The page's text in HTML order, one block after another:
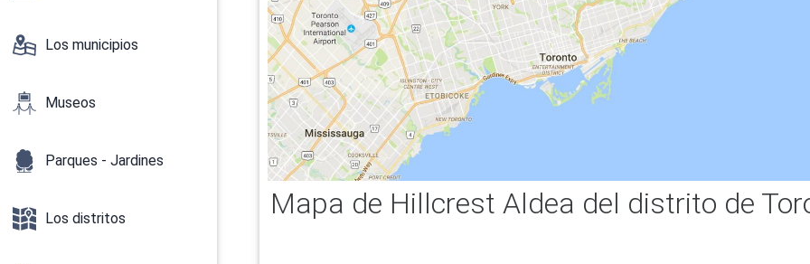
Los municipios
Museos
Parques - Jardines
Los distritos Mapa de Hillcrest Aldea del distrito de